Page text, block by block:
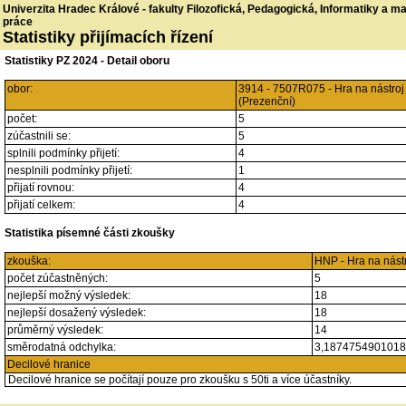
Univerzita Hradec Králové - fakulty Filozofická, Pedagogická, Informatiky a
práce
Statistiky přijímacích řízení
Statistiky PZ 2024 - Detail oboru
obor:
3914 - 7507R075 - Hra na
(Prezenční)
počet:
5
zúčastnili se:
5
splnili podmínky přijetí:
4
nesplnili podmínky přijetí:
1
přijatí rovnou:
4
přijatí celkem:
4
Statistika písemné části zkoušky
zkouška:
HNP - Hra na
počet zúčastněných:
5
nejlepší možný výsledek:
18
nejlepší dosažený výsledek:
18
průměrný výsledek:
14
směrodatná odchylka:
Decilové hranice
Decilové hranice se počítají pouze pro zkoušku s 50ti a více účastníky.